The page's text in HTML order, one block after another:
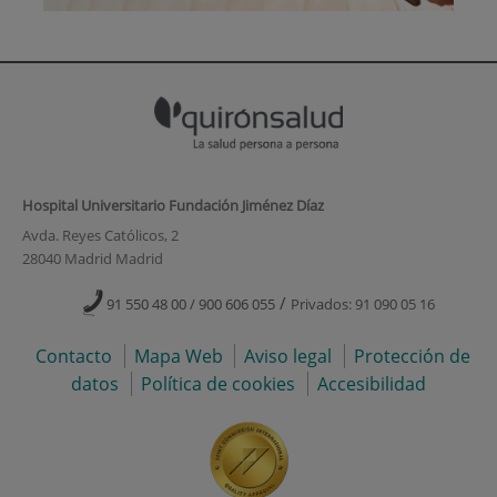
Hospital Universitario Fundación Jiménez Díaz
Avda. Reyes Católicos, 2
28040 Madrid Madrid
91 550 48 00 / 900 606 055 / Privados: 91 090 05 16
Contacto Mapa Web Aviso legal
Protección de
datos
Política de cookies Accesibilidad